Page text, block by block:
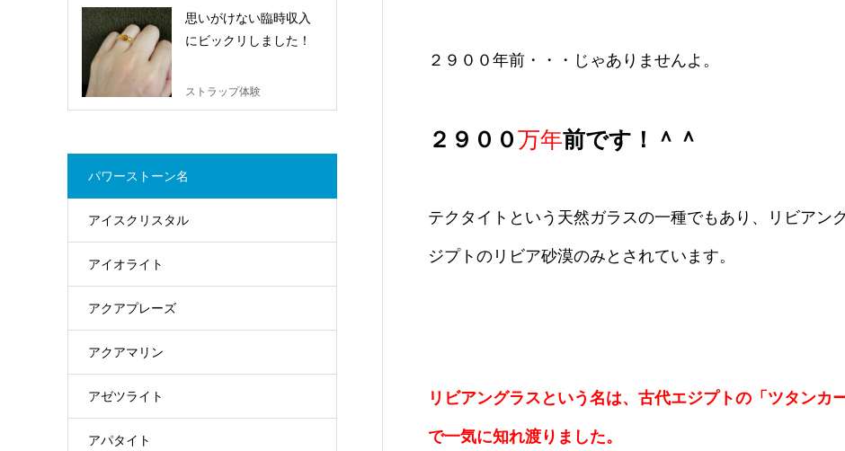
２９００年前・・・じゃありませんよ。
２９００万年前です！＾＾
テクタイトという天然ガラスの一種でもあり、リビアン
ジプトのリビア砂漠のみとされています。
リビアングラスという名は、古代エジプトの「ツタンカ
で一気に知れ渡りました。
思いがけない臨時収入
にビックリしました！
ストラップ体験
パワーストーン名
アイスクリスタル
アイオライト
アクアプレーズ
アクアマリン
アゼツライト
アパタイト